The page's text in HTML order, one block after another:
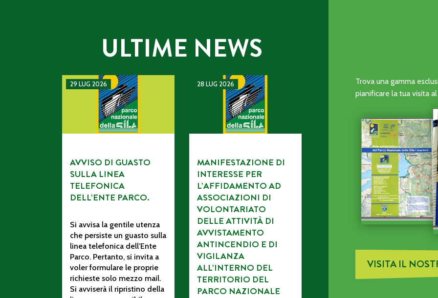
ULTIME NEWS
29 LUG 2026
AVVISO DI GUASTO SULLA LINEA TELEFONICA DELL’ENTE PARCO.
AVVISO DI GUASTO
SULLA LINEA
TELEFONICA
DELL’ENTE PARCO.
Si avvisa la gentile utenza
che persiste un guasto sulla
linea telefonica dell’Ente
Parco. Pertanto, si invita a
voler formulare le proprie
richieste solo mezzo mail.
Si avviserà il ripristino della
28 LUG 2026
MANIFESTAZIONE DI INTERESSE PER L’AFFIDAMENTO AD
MANIFESTAZIONE DI
INTERESSE PER
L’AFFIDAMENTO AD
ASSOCIAZIONI DI
VOLONTARIATO
DELLE ATTIVITÀ DI
AVVISTAMENTO
ANTINCENDIO E DI
VIGILANZA
ALL’INTERNO DEL
TERRITORIO DEL
PARCO NAZIONALE
Trova una gamma
pianificare la tua visita
VISITA IL